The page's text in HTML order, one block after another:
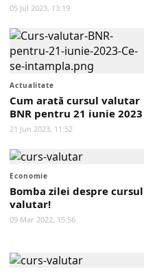
05 Jul 2023, 13:19
Actualitate
Cum arată cursul valutar
BNR pentru 21 iunie 2023
21 Jun 2023, 11:52
Economie
Bomba zilei despre cursul
valutar!
09 Mar 2022, 15:56